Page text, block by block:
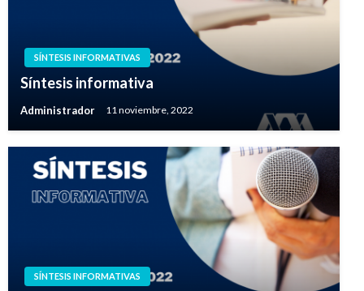
SÍNTESIS INFORMATIVAS
Síntesis informativa
Administrador 11 noviembre, 2022
SÍNTESIS INFORMATIVAS